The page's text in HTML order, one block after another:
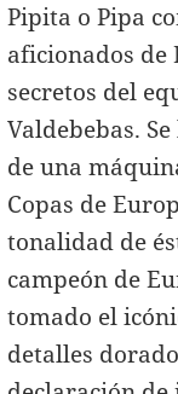
Pipita o Pipa
aficionados de
secretos del
Valdebebas.
de una
Copas de
tonalidad de
campeón de
tomado el
detalles